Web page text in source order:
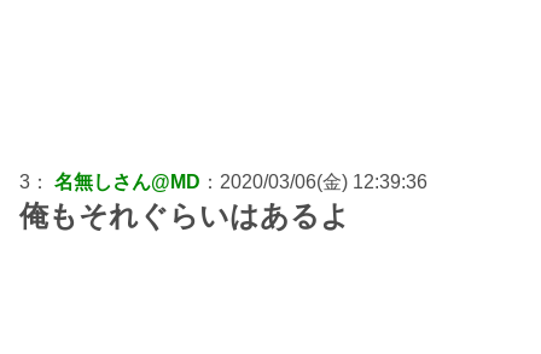
3： 名無しさん@MD ：2020/03/06(金) 12:39:36
俺もそれぐらいはあるよ